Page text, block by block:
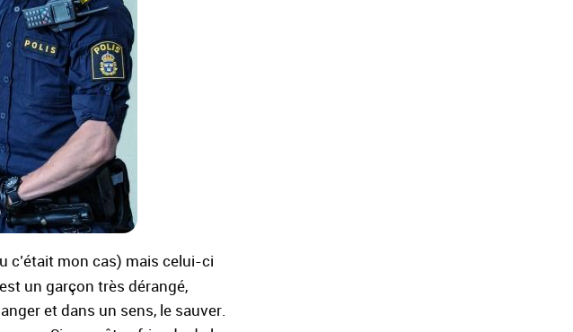
c’était mon cas) mais celui-ci
un garçon très dérangé,
et dans un sens, le sauver.